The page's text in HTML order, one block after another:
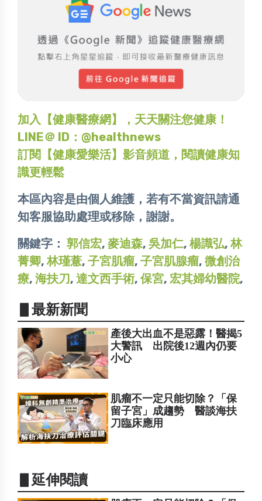
加入【健康醫療網】，天天關注您健康！
LINE＠ ID：@healthnews
訂閱【健康愛樂活】影音頻道，閱讀健康知
識更輕鬆
本區內容是由個人維護，若有不當資訊請通
知客服協助處理或移除，謝謝。
關鍵字： 郭信宏, 麥迪森, 吳加仁, 楊識弘,林
菁卿,林瑾薏, 子宮肌瘤, 子宮肌腺瘤, 微創治
療, 海扶刀, 達文西手術, 保宮, 宏其婦幼醫院,
▋最新新聞
產後大出血不是惡露！醫揭5
大警訊 出院後12週內仍要
小心
肌瘤不一定只能切除？「保
留子宮」成趨勢 醫談海扶
刀臨床應用
▋延伸閱讀